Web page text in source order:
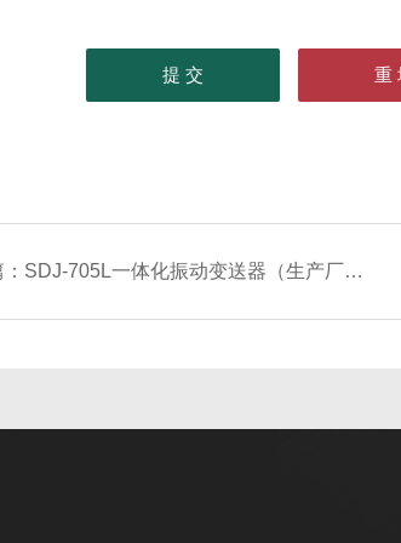
SDJ-705L一体化振动变送器（生产厂家）春辉集团总部